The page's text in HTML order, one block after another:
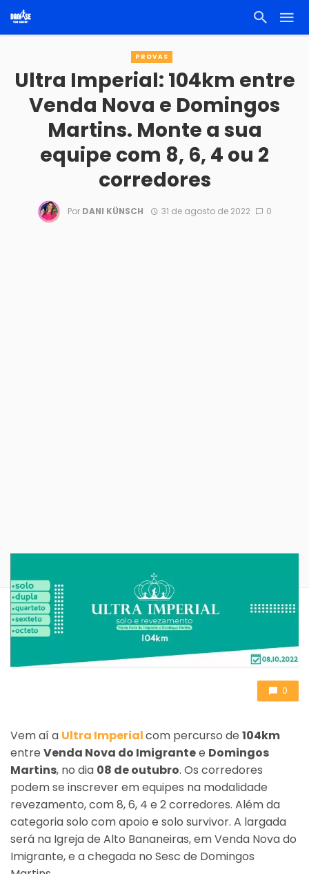
PROVAS
Ultra Imperial: 104km entre
Venda Nova e Domingos
Martins. Monte a sua
equipe com 8, 6, 4 ou 2
corredores
Por DANI KÜNSCH 31 de agosto de 2022 0
0
Vem aí a Ultra Imperialcom percurso de 104km
entre Venda Nova do Imigrantee Domingos
Martins, no dia 08 de outubro. Os corredores
podem se inscrever em equipes na modalidade
revezamento, com 8, 6, 4 e 2 corredores. Além da
categoria solo com apoio e solo survivor. A largada
será na Igreja de Alto Bananeiras, em Venda Nova do
Imigrante, e a chegada no Sesc de Domingos